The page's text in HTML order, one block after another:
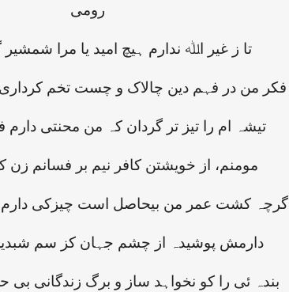
رومی
تا ز غیر اﷲ ندارم ہیچ امید یا مرا شمشیر
فکر من در فہم دین چالاک و چست تخم
تیشہ ام را تیز تر گردان کہ من محنتی
مومنم، از خویشتن کافر نیم بر فسانم زن
گرچہ کشت عمر من بیحاصل است چیزکی دارم
دارمش پوشیدہ از چشم جہان کز سم
بندہ ئی را کو نخواہد ساز و برگ زندگانی